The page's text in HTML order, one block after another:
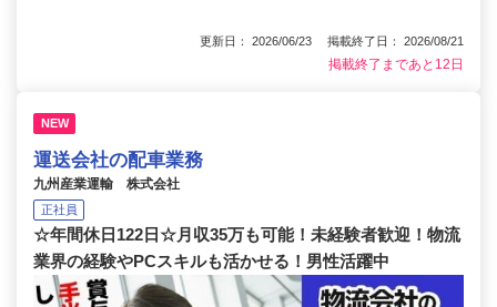
更新日： 2026/06/23 掲載終了日： 2026/08/21
掲載終了まであと12日
NEW
運送会社の配車業務
九州産業運輸 株式会社
正社員
☆年間休日122日☆月収35万も可能！未経験者歓迎！物流
業界の経験やPCスキルも活かせる！男性活躍中